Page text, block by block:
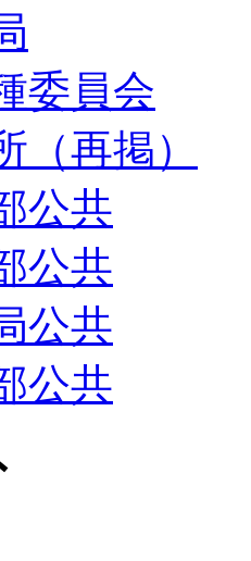
委員会
（再掲）
公共
公共
公共
公共